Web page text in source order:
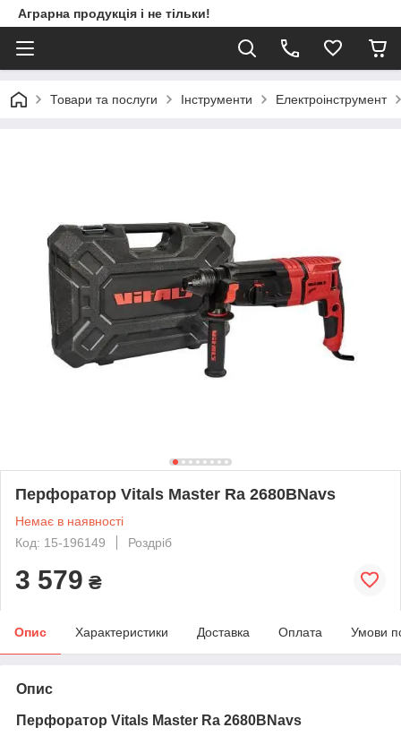
Аграрна продукція і не тільки!
Товари та послуги Інструменти Електроінструмент
Перфоратор Vitals Master Ra 2680BNavs
Немає в наявності
Код: 15-196149
Роздріб
3 579 ₴
Опис Характеристики Доставка Оплата Умови
Опис
Перфоратор Vitals Master Ra 2680BNavs